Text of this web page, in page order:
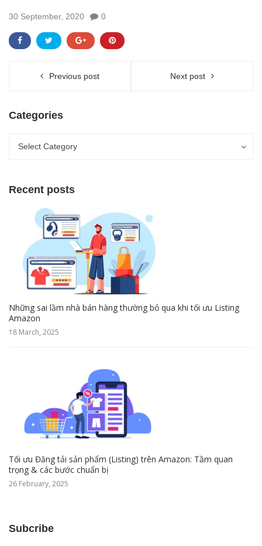
30 September, 2020 0
Previous post Next post
Categories
Select Category
Recent posts
Những sai lầm nhà bán hàng thường bỏ qua khi tối ưu Listing
Amazon
18 March, 2025
Tối ưu Đăng tải sản phẩm (Listing) trên Amazon: Tầm quan
trọng & các bước chuẩn bị
26 February, 2025
Subcribe